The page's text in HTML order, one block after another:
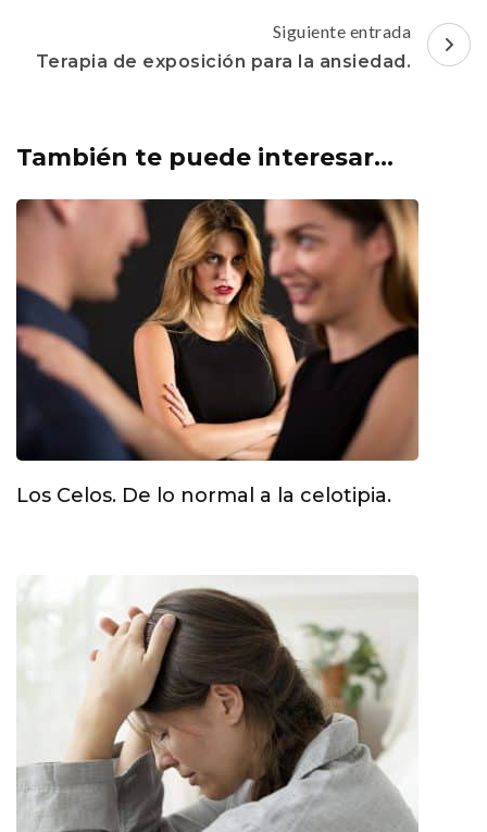
Siguiente entrada
Terapia de exposición para la ansiedad.
También te puede interesar...
Los Celos. De lo normal a la celotipia.